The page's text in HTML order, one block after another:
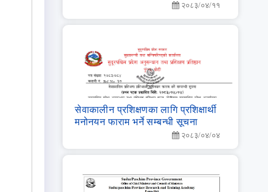
२०८३/०४/११
सेवाकालीन प्रशिक्षणका लागि प्रशिक्षार्थी
मनोनयन फाराम भर्ने सम्बन्धी सूचना
२०८३/०४/०४